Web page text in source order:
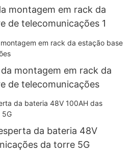
montagem em rack da
de telecomunicações 1
montagem em rack da
de telecomunicações
da bateria 48V
da torre 5G